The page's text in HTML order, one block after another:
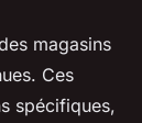
magasins
Ces
spécifiques,